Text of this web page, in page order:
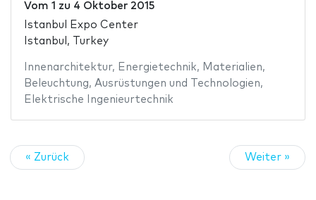
Vom 1 zu 4 Oktober 2015
Istanbul Expo Center
Istanbul, Turkey
Innenarchitektur, Energietechnik, Materialien,
Beleuchtung, Ausrüstungen und Technologien,
Elektrische Ingenieurtechnik
« Zurück Weiter »